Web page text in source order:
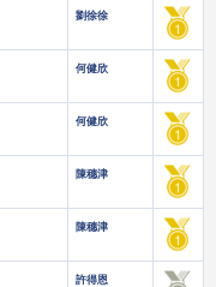
劉徐徐
何健欣
何健欣
陳穗津
陳穗津
許得恩